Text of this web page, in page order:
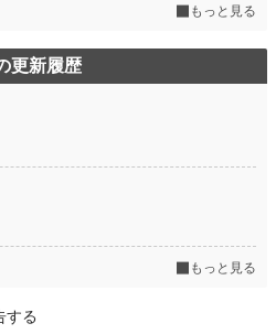
もっと見る
更新履歴
もっと見る
する